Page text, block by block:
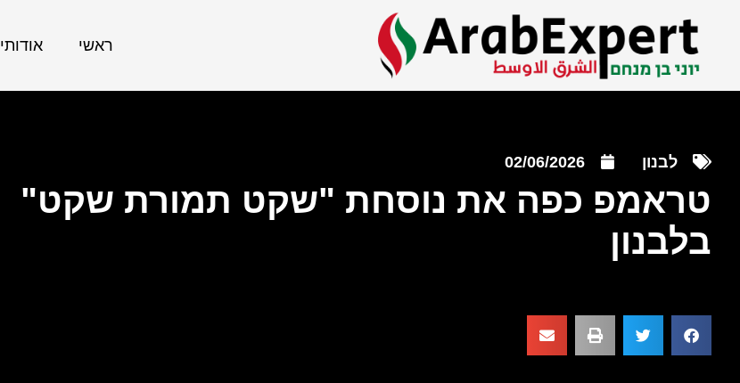
ראשי אודותי
לבנון 02/06/2026
טראמפ כפה את נוסחת "שקט תמורת שקט"
בלבנון